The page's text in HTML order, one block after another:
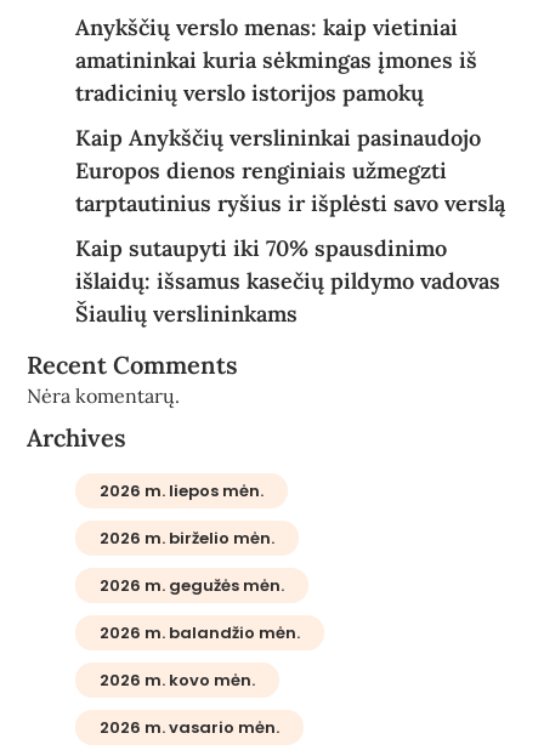
Anykščių verslo menas: kaip vietiniai
amatininkai kuria sėkmingas įmones iš
tradicinių verslo istorijos pamokų
Kaip Anykščių verslininkai pasinaudojo
Europos dienos renginiais užmegzti
tarptautinius ryšius ir išplėsti savo verslą
Kaip sutaupyti iki 70% spausdinimo
išlaidų: išsamus kasečių pildymo vadovas
Šiaulių verslininkams
Recent Comments
Nėra komentarų.
Archives
2026 m. liepos mėn.
2026 m. birželio mėn.
2026 m. gegužės mėn.
2026 m. balandžio mėn.
2026 m. kovo mėn.
2026 m. vasario mėn.